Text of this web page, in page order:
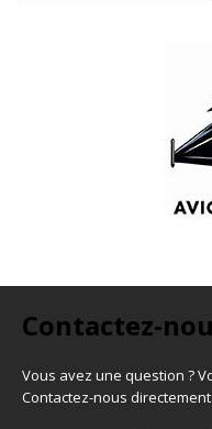
Contactez-
Vous avez une question ?
Contactez-nous